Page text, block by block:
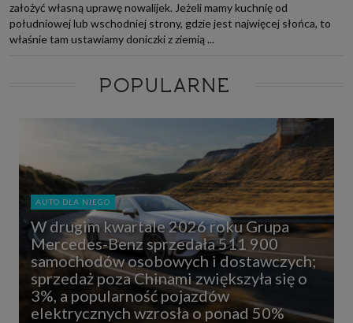
założyć własną uprawę nowalijek. Jeżeli mamy kuchnię od
południowej lub wschodniej strony, gdzie jest najwięcej słońca, to
właśnie tam ustawiamy doniczki z ziemią ...
POPULARNE
AUTO DLA NIEGO
W drugim kwartale 2026 roku Grupa
Mercedes-Benz sprzedała 511 900
samochodów osobowych i dostawczych;
sprzedaż poza Chinami zwiększyła się o
3%, a popularność pojazdów
elektrycznych wzrosła o ponad 50%